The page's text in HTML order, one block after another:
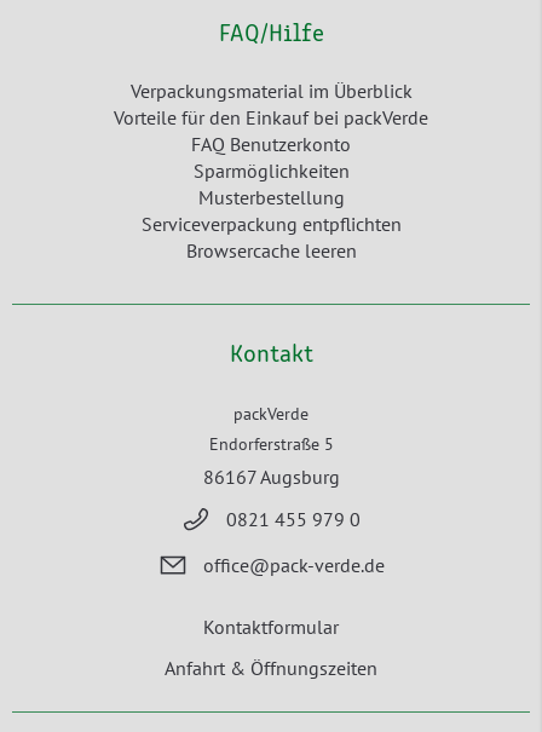
FAQ/Hilfe
Verpackungsmaterial im Überblick
Vorteile für den Einkauf bei packVerde
FAQ Benutzerkonto
Sparmöglichkeiten
Musterbestellung
Serviceverpackung entpflichten
Browsercache leeren
Kontakt
packVerde
Endorferstraße 5
86167 Augsburg
0821 455 979 0
office@pack-verde.de
Kontaktformular
Anfahrt & Öffnungszeiten